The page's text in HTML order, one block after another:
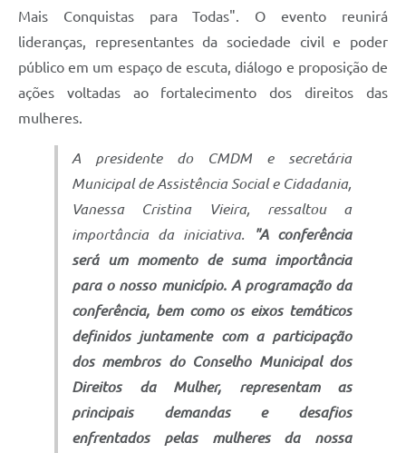
Mais Conquistas para Todas". O evento reunirá
lideranças, representantes da sociedade civil e poder
público em um espaço de escuta, diálogo e proposição de
ações voltadas ao fortalecimento dos direitos das
mulheres.
A presidente do CMDM e secretária
Municipal de Assistência Social e Cidadania,
Vanessa Cristina Vieira, ressaltou a
importância da iniciativa.
"A conferência
será um momento de suma importância
para o nosso município. A programação da
conferência, bem como os eixos temáticos
definidos juntamente com a participação
dos membros do Conselho Municipal dos
Direitos da Mulher, representam as
principais demandas e desafios
enfrentados pelas mulheres da nossa